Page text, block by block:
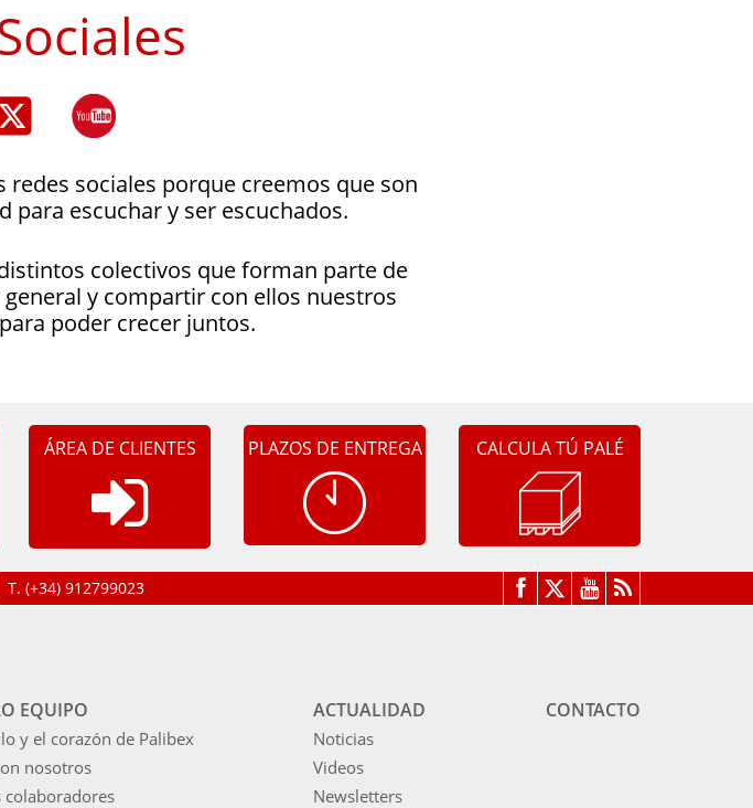
redes sociales porque creemos que son
escuchar y ser escuchados.
colectivos que forman parte de
y compartir con ellos nuestros
poder crecer juntos.
ÁREA DE CLIENTES PLAZOS DE ENTREGA CALCULA TÚ PALÉ
T. (+34) 912799023
EQUIPO
y el corazón de Palibex
nosotros
colaboradores
ACTUALIDAD
Noticias
Videos
Newsletters
CONTACTO